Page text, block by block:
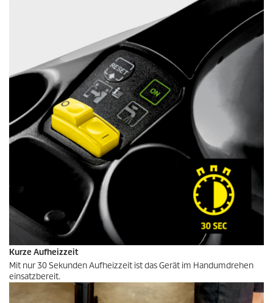
Kurze Aufheizzeit
Mit nur 30 Sekunden Aufheizzeit ist das Gerät im Handumdrehen
einsatzbereit.